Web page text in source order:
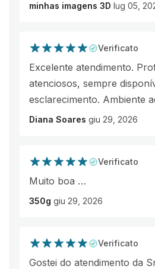
minhas imagens 3D lug 05,
Verificato
Excelente atendimento.
atenciosos, sempre
esclarecimento. Ambiente
Diana Soares giu 29, 2026
Verificato
Muito boa …
350g giu 29, 2026
Verificato
Gostei do atendimento da